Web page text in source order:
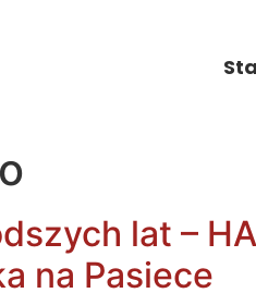
lat –
na Pasiece